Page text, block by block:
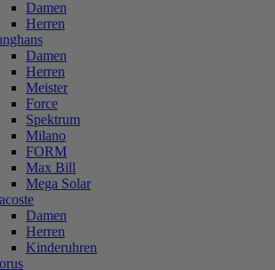
Damen
Herren
Damen
Herren
Meister
Force
Spektrum
Milano
FORM
Max Bill
Mega Solar
Damen
Herren
Kinderuhren